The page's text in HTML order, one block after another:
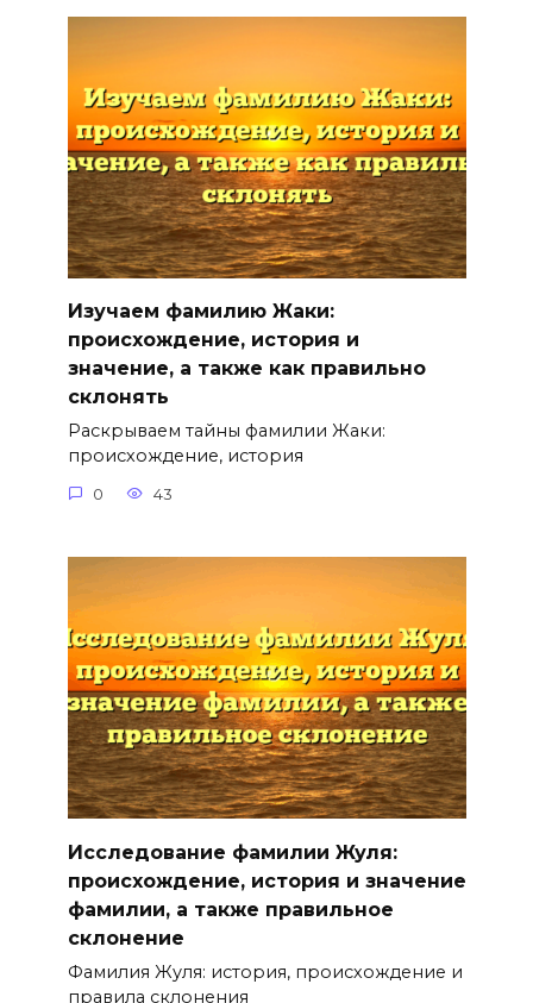
Изучаем фамилию Жаки:
происхождение, история и
значение, а также как правильно
склонять
Раскрываем тайны фамилии Жаки:
происхождение, история
0 43
Исследование фамилии Жуля:
происхождение, история и значение
фамилии, а также правильное
склонение
Фамилия Жуля: история, происхождение и
правила склонения